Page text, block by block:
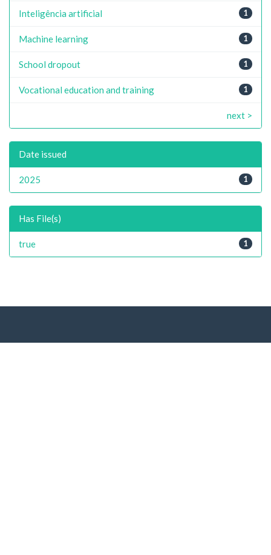
1
Inteligência artificial
1
Machine learning
1
School dropout
1
Vocational education and training
next >
Date issued
1
2025
Has File(s)
1
true